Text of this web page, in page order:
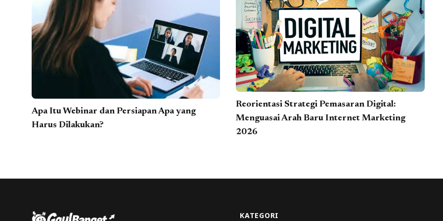
Apa Itu Webinar dan Persiapan Apa yang
Harus Dilakukan?
Reorientasi Strategi Pemasaran Digital:
Menguasai Arah Baru Internet Marketing
2026
KATEGORI